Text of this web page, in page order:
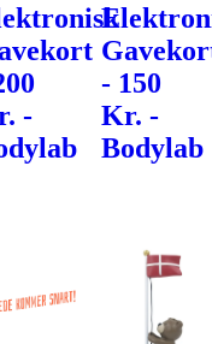
-
- 150
Kr. -
Bodylab